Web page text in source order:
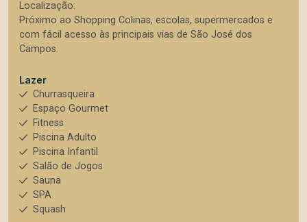
Localização:
Próximo ao Shopping Colinas, escolas, supermercados e
com fácil acesso às principais vias de São José dos
Campos.
Lazer
Churrasqueira
Espaço Gourmet
Fitness
Piscina Adulto
Piscina Infantil
Salão de Jogos
Sauna
SPA
Squash